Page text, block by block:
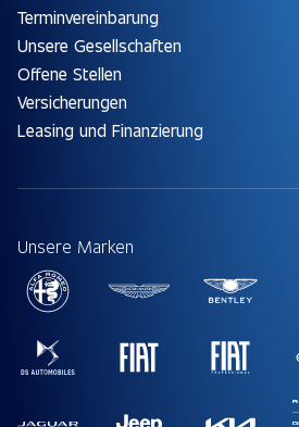
Terminvereinbarung
Unsere Gesellschaften
Offene Stellen
Versicherungen
Leasing und Finanzierung
Unsere Marken